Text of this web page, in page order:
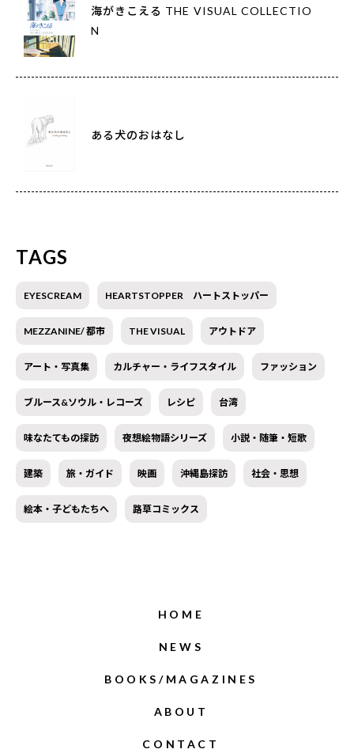
海がきこえる THE VISUAL COLLECTIO
N
ある犬のおはなし
TAGS
EYESCREAM HEARTSTOPPER ハートストッパー
MEZZANINE/ 都市 THE VISUAL アウトドア
アート・写真集 カルチャー・ライフスタイル ファッション
ブルース&ソウル・レコーズ レシピ 台湾
味なたてもの探訪 夜想絵物語シリーズ 小説・随筆・短歌
建築 旅・ガイド 映画 沖縄島探訪 社会・思想
絵本・子どもたちへ 路草コミックス
HOME
NEWS
BOOKS/MAGAZINES
ABOUT
CONTACT